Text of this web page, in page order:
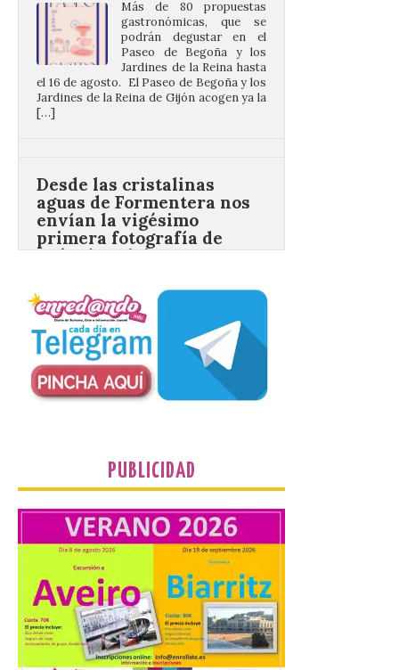
[…]
Desde las cristalinas
aguas de Formentera nos
envían la vigésimo
10 Ago 2026
Nueva edición de León
juvenil de la Asociación
Enróllate, la Asociación
Conceyu País Llionés y el Diario de
Turismo, Ocio e Información para
jóvenes “Enredando.info”. Desde las
cristalinas aguas de Formentera, Mary
[…]
por no imponer sanciones
a Aucalsa, como hará el
por cobrar en la AP-66 la
tarifa íntegra pese a estar
en obras
10 Ago 2026
La formación leonesista
registró una batería de
PUBLICIDAD